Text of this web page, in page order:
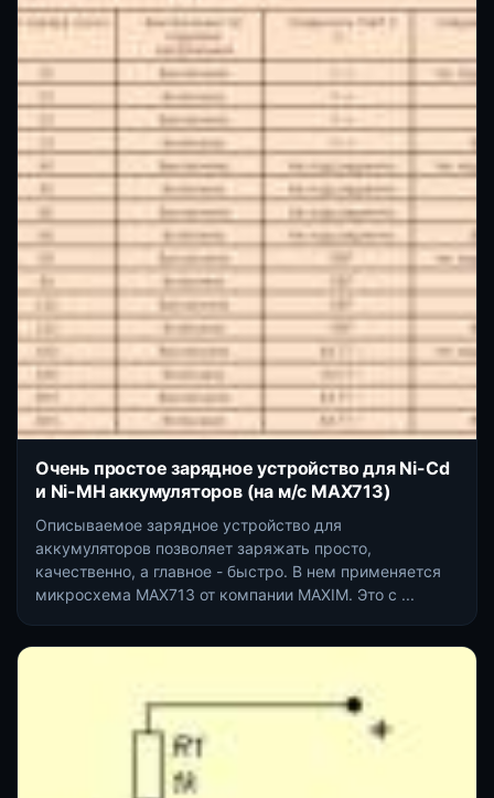
Очень простое зарядное устройство для Ni-Cd
и Ni-MH аккумуляторов (на м/с MAX713)
Описываемое зарядное устройство для
аккумуляторов позволяет заряжать просто,
качественно, а главное - быстро. В нем применяется
микросхема MAX713 от компании MAXIM. Это с ...